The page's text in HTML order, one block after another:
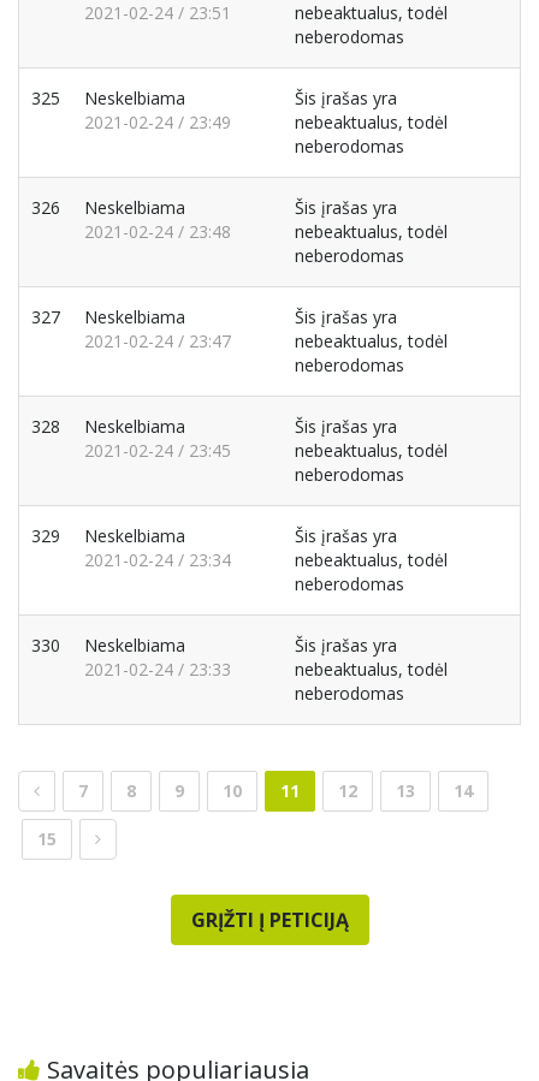
2021-02-24 / 23:51
nebeaktualus, todėl
neberodomas
325
Neskelbiama
2021-02-24 / 23:49
Šis įrašas yra
nebeaktualus, todėl
neberodomas
326
Neskelbiama
2021-02-24 / 23:48
Šis įrašas yra
nebeaktualus, todėl
neberodomas
327
Neskelbiama
2021-02-24 / 23:47
Šis įrašas yra
nebeaktualus, todėl
neberodomas
328
Neskelbiama
2021-02-24 / 23:45
Šis įrašas yra
nebeaktualus, todėl
neberodomas
329
Neskelbiama
2021-02-24 / 23:34
Šis įrašas yra
nebeaktualus, todėl
neberodomas
330
Neskelbiama
2021-02-24 / 23:33
Šis įrašas yra
nebeaktualus, todėl
neberodomas
7 8 9 10 11 12 13 14
15
GRĮŽTI Į PETICIJĄ
Savaitės populiariausia